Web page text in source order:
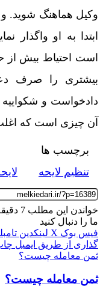
وکیل هماهنگ شوید. و
ابتدا به او واگذار
است احتیاط بیش از
بیشتری را صرف
دادخواست و شکواییه
آن چیزی است که
برچسب ها
تنظیم لایحه
خواندن این مطلب 7 دقیقه زمان میبرد
ما را دنبال کنید
فیس بوک X لینکدین
گذاری از طریق ایمیل
ثمن معامله چیست؟
ثمن معامله چیست؟